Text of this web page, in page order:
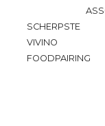
SCHERPSTE
VIVINO
FOODPAIRING